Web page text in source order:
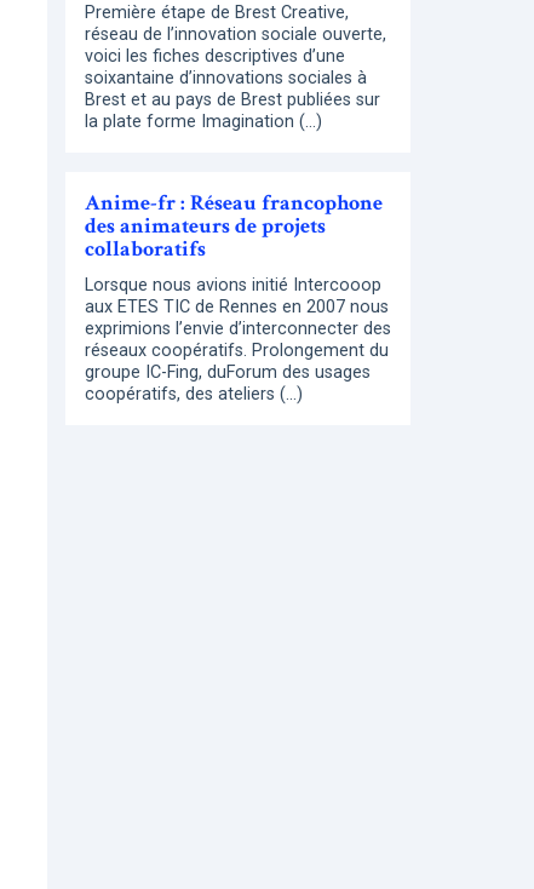
Première étape de Brest Creative,
réseau de l’innovation sociale ouverte,
voici les fiches descriptives d’une
soixantaine d’innovations sociales à
Brest et au pays de Brest publiées sur
la plate forme Imagination (…)
Anime-fr : Réseau francophone
des animateurs de projets
collaboratifs
Lorsque nous avions initié Intercooop
aux ETES TIC de Rennes en 2007 nous
exprimions l’envie d’interconnecter des
réseaux coopératifs. Prolongement du
groupe IC-Fing, duForum des usages
coopératifs, des ateliers (…)